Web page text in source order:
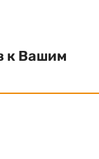
к Вашим